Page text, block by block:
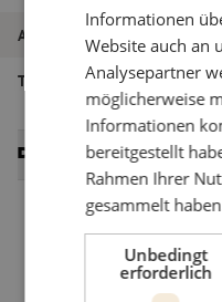
Artikel Nummer
Typ der Röhre
Datenblätter
Informationen
Website auch an
Analysepartner
möglicherweise
Informationen
bereitgestellt
Rahmen Ihrer
gesammelt
Unbedingt
erforderlich